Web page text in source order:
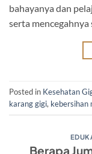
bahayanya dan
serta mencegahnya
Posted in Kesehatan
karang gigi, kebersihan
Berapa